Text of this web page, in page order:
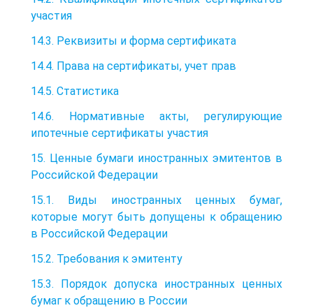
участия
14.3. Реквизиты и форма сертификата
14.4. Права на сертификаты, учет прав
14.5. Статистика
14.6. Нормативные акты, регулирующие
ипотечные сертификаты участия
15. Ценные бумаги иностранных эмитентов в
Российской Федерации
15.1. Виды иностранных ценных бумаг,
которые могут быть допущены к обращению
в Российской Федерации
15.2. Требования к эмитенту
15.3. Порядок допуска иностранных ценных
бумаг к обращению в России